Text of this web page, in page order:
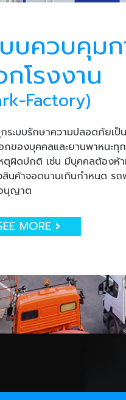
บควบคุมก
โรงงาน
Factory)
ระบบรักษาความปลอดภัยเ
กของบุคคลและยานพาหนะทุ
ตุผิดปกติ เช่น มีบุคคลต้องห้า
นค้าจอดนานเกินกำหนด ร
นุญาต
MORE